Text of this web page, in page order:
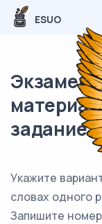
ESUO
задание
Укажите
словах одного
Запишите